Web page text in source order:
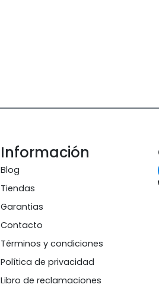
Información
Blog
Tiendas
Garantias
Contacto
Términos y condiciones
Política de privacidad
Libro de reclamaciones